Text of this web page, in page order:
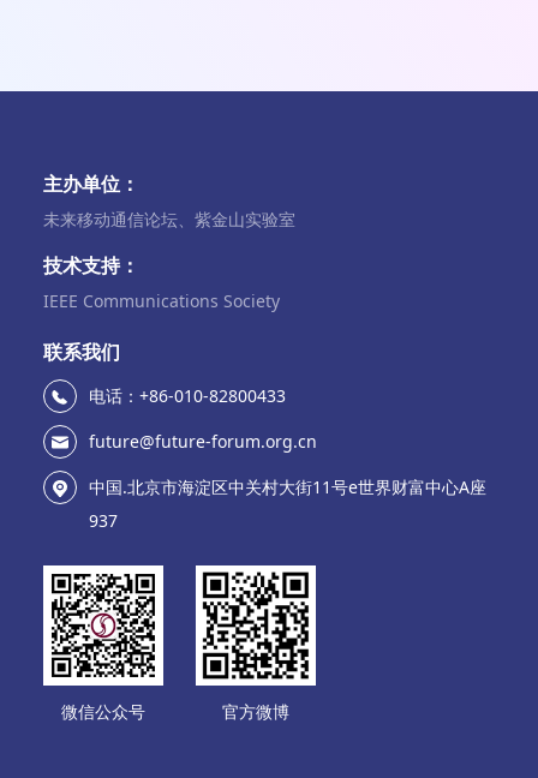
主办单位：
未来移动通信论坛、紫金山实验室
技术支持：
IEEE Communications Society
联系我们
电话：+86-010-82800433
future@future-forum.org.cn
中国.北京市海淀区中关村大街11号e世界财富中心A座
937
微信公众号 官方微博